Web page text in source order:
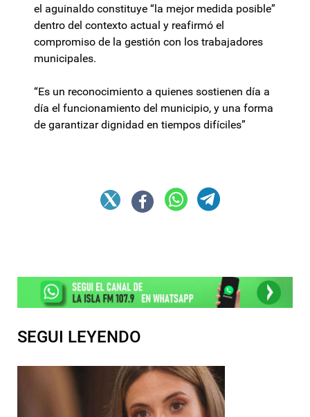
el aguinaldo constituye “la mejor medida posible”
dentro del contexto actual y reafirmó el
compromiso de la gestión con los trabajadores
municipales.
“Es un reconocimiento a quienes sostienen día a
día el funcionamiento del municipio, y una forma
de garantizar dignidad en tiempos difíciles”
SEGUI LEYENDO